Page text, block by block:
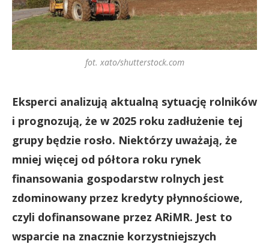
fot. xato/shutterstock.com
Eksperci analizują aktualną sytuację rolników
i prognozują, że w 2025 roku zadłużenie tej
grupy będzie rosło. Niektórzy uważają, że
mniej więcej od półtora roku rynek
finansowania gospodarstw rolnych jest
zdominowany przez kredyty płynnościowe,
czyli dofinansowane przez ARiMR. Jest to
wsparcie na znacznie korzystniejszych